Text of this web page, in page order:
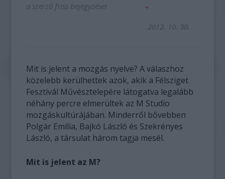
a szerző friss bejegyzései
2012. 10. 30.
Mit is jelent a mozgás nyelve? A válaszhoz
közelebb kerülhettek azok, akik a Félsziget
Fesztivál Művésztelepére látogatva legalább
néhány percre elmerültek az M Studio
mozgáskultúrájában. Minderről bővebben
Polgár Emília, Bajkó László és Szekrényes
László, a társulat három tagja mesél.
Mit is jelent az M?